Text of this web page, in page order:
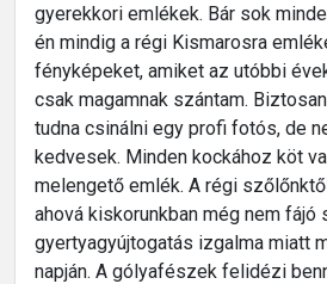
gyerekkori emlékek. Bár sok
én mindig a régi Kismarosra
fényképeket, amiket az utóbbi
csak magamnak szántam.
tudna csinálni egy profi fotós, de
kedvesek. Minden kockához köt
melengető emlék. A régi
ahová kiskorunkban még nem fájó
gyertyagyújtogatás izgalma miatt
napján. A gólyafészek felidézi